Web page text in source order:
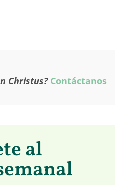
Christus? Contáctanos
al